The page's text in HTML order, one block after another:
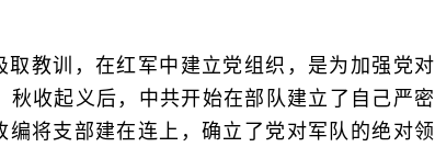
教训，在红军中建立党组织，是为加强党对
收起义后，中共开始在部队建立了自己严密
将支部建在连上，确立了党对军队的绝对领